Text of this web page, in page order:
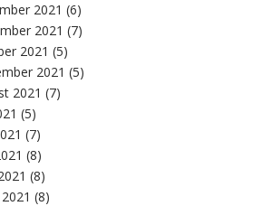
2021 (6)
2021 (7)
2021 (5)
2021 (5)
2021 (7)
(5)
(7)
(8)
(8)
(8)